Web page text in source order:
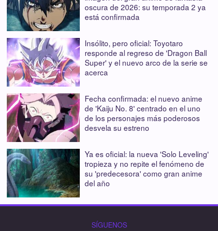
oscura de 2026: su temporada 2 ya
está confirmada
Insólito, pero oficial: Toyotaro
responde al regreso de 'Dragon Ball
Super' y el nuevo arco de la serie se
acerca
Fecha confirmada: el nuevo anime
de 'Kaiju No. 8' centrado en el uno
de los personajes más poderosos
desvela su estreno
Ya es oficial: la nueva 'Solo Leveling'
tropieza y no repite el fenómeno de
su 'predecesora' como gran anime
del año
SÍGUENOS